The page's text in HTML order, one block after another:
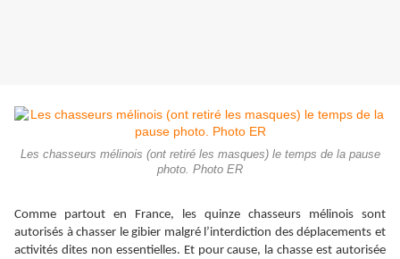
Les chasseurs mélinois (ont retiré les masques) le temps de la pause
photo. Photo ER
Comme partout en France, les quinze chasseurs mélinois sont
autorisés à chasser le gibier malgré l’interdiction des déplacements et
activités dites non essentielles. Et pour cause, la chasse est autorisée